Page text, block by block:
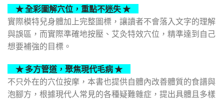
★ 全彩圖解穴位，重點不迷失 ★
實際模特兒身體加上完整圖標，讓讀者不會落入文字的理解
與誤區，而實際準確地按壓、艾灸特效穴位，精準達到自己
想要補強的目標。
★ 多方管道，聚焦現代毛病 ★
不只外在的穴位按摩，本書也提供自體內改善體質的食譜與
泡腳方，根據現代人常見的各種疑難雜症，提出具體且多樣